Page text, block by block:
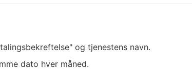
og tjenestens navn.
dato hver måned.